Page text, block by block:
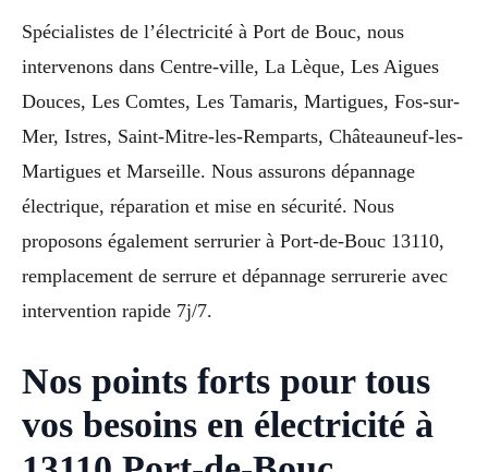
Spécialistes de l’électricité à Port de Bouc, nous
intervenons dans Centre-ville, La Lèque, Les Aigues
Douces, Les Comtes, Les Tamaris, Martigues, Fos-sur-
Mer, Istres, Saint-Mitre-les-Remparts, Châteauneuf-les-
Martigues et Marseille. Nous assurons dépannage
électrique, réparation et mise en sécurité. Nous
proposons également serrurier à Port-de-Bouc 13110,
remplacement de serrure et dépannage serrurerie avec
intervention rapide 7j/7.
Nos points forts pour tous
vos besoins en électricité à